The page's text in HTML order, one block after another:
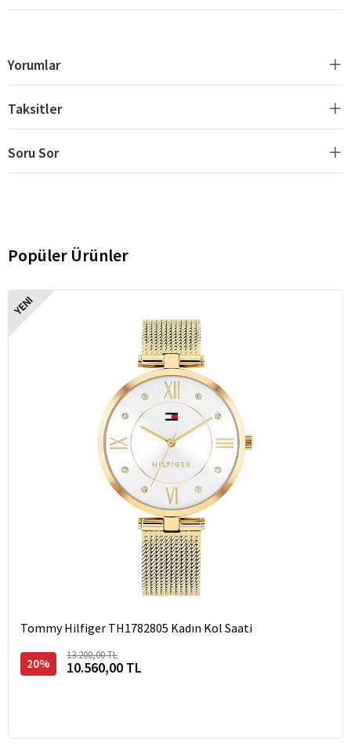
Yorumlar
Taksitler
Soru Sor
Popüler Ürünler
YENI
Tommy Hilfiger TH1782805 Kadın Kol Saati
20%
13.200,00 TL
10.560,00 TL